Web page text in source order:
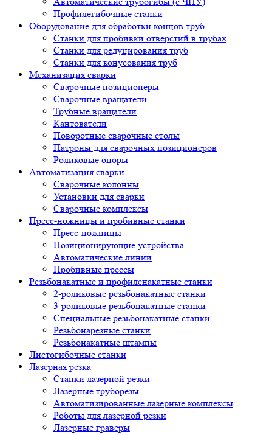
Профилегибочные станки
Оборудование для обработки концов труб
Станки для пробивки отверстий в трубах
Станки для редуцирования труб
Станки для конусования труб
Механизация сварки
Сварочные позиционеры
Сварочные вращатели
Трубные вращатели
Кантователи
Поворотные сварочные столы
Патроны для сварочных позиционеров
Роликовые опоры
Автоматизация сварки
Сварочные колонны
Установки для сварки
Сварочные комплексы
Пресс-ножницы и пробивные станки
Пресс-ножницы
Позиционирующие устройства
Автоматические линии
Пробивные прессы
Резьбонакатные и профиленакатные станки
2-роликовые резьбонакатные станки
3-роликовые резьбонакатные станки
Специальные резьбонакатные станки
Резьбонарезные станки
Резьбонакатные штампы
Листогибочные станки
Лазерная резка
Станки лазерной резки
Лазерные труборезы
Автоматизированные лазерные комплексы
Роботы для лазерной резки
Лазерные граверы